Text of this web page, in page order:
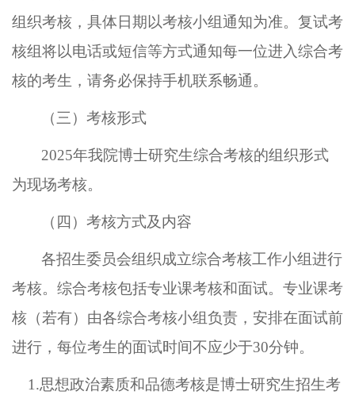
组织考核 ， 具体日期以考核小组通知为准。复试考
核组将以电话或短信等方式通知每一位进入综合考
核的考生，请务必保持手机联系畅通。
（三） 考核形式
2025年我院博士研究生综合考核的组织形式
为现场考核。
（四） 考核方式及内容
各招生委员会组织成立综合考核工作小组进行
考核。 综合考核包括专业课考核和面试。专业课考
核（若有） 由各综合考核小组负责，安排在面试前
进行，每位考生的面试时间不应少于30分钟。
1.思想政治素质和品德考核是博士研究生招生考